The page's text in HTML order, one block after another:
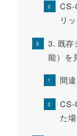
CS-
リ
3. 既存
能）を
間
CS-
た